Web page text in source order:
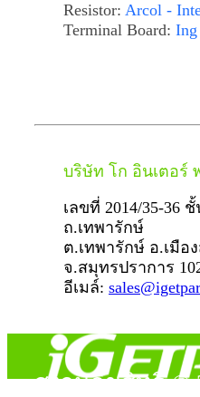
Resistor: Arcol -
Terminal Board: Ing
บริษัท โก อินเตอร์
เลขที่ 2014/35-36
ถ.เทพารักษ์
ต.เทพารักษ์ อ.เมือ
จ.สมุทรปราการ
อีเมล์:
สงวนลิขสิทธิ์ ©